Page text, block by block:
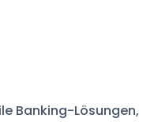
Banking-Lösungen,